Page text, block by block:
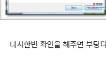
다시한번 확인을 해주면 부팅